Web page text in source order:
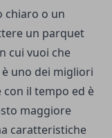
chiaro o un
un parquet
cui vuoi che
è uno dei migliori
il tempo ed è
maggiore
caratteristiche